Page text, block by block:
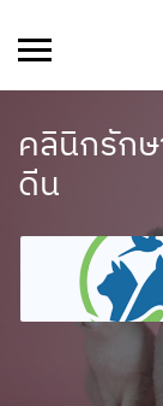
คลินิกรัก
ดีน